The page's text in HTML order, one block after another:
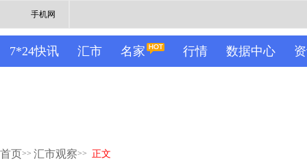
手机网
7*24快讯 汇市 名家 行情 数据中心
首页>> 汇市观察>> 正文